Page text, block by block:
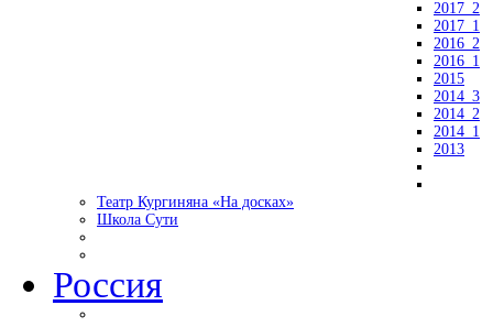
2017_2
2017_1
2016_2
2016_1
2015
2014_3
2014_2
2014_1
2013
Театр Кургиняна «На досках»
Школа Сути
Россия